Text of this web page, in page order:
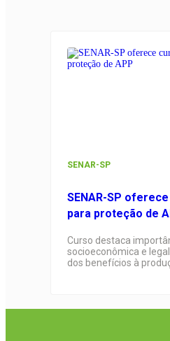
SENAR-SP
SENAR-SP
para proteção de
Curso destaca
socioeconômica e
dos benefícios à